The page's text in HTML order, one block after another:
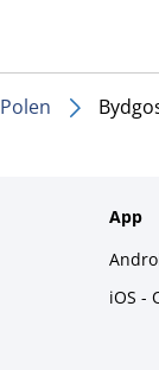
Polen
App
iOS -